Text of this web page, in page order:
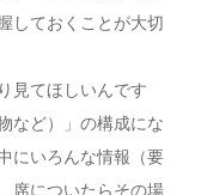
しておくことが大切
見てほしいんです
など）」の構成にな
にいろんな情報（要
席についたらその場